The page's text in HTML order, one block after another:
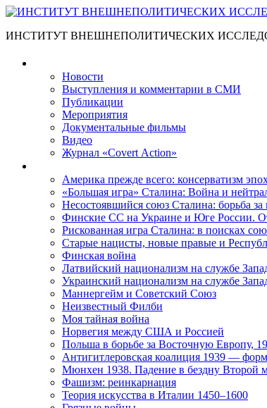
ИНСТИТУТ ВНЕШНЕПОЛИТИЧЕСКИХ
Новости
Выступления и коммента­рии в СМИ
Публикации
Мероприятия
Документальные фильмы
Видео
Журнал «Covert Action»
Америка прежде всего: консерватизм
«Большая игра» Сталина: Война и
Несостоявшийся союз Сталина: борьба
Финские СС на Украине и Юге России.
Рискованная игра Сталина: в поисках
Старые нацисты, новые правые и
Финская война
Латвийский национализм на службе
Украинский национализм на службе
Маннергейм и Советский Союз
Неизвестный Филби
Моя тайная война
Норвегия между США и Россией
Польша в борьбе за Восточную Европу,
Антигитлеровская коалиция 1939 —
Мюнхен 1938. Падение в бездну Второй
Фашизм: реинкарнация
Теория искусства в Италии 1450–1600